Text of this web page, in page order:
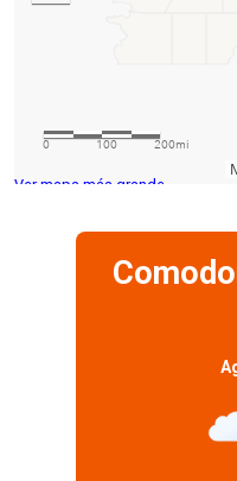
Ver mapa más grande